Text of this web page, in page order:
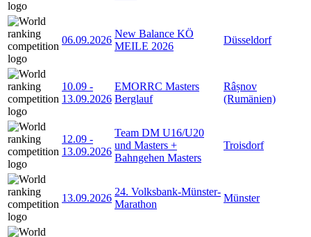
06.09.2026
New Balance KÖ
MEILE 2026
Düsseldorf
10.09 -
13.09.2026
EMORRC Masters
Berglauf
Râșnov
(Rumänien)
12.09 -
13.09.2026
Team DM U16/U20
und Masters +
Bahngehen Masters
Troisdorf
13.09.2026
24. Volksbank-Münster-
Marathon
Münster